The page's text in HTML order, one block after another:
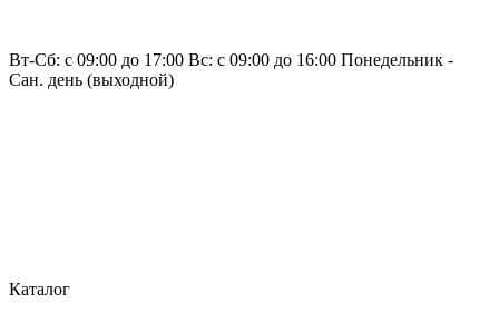
Вт-Сб: с 09:00 до 17:00 Вс: с 09:00 до 16:00 Понедельник -
Сан. день (выходной)
Каталог